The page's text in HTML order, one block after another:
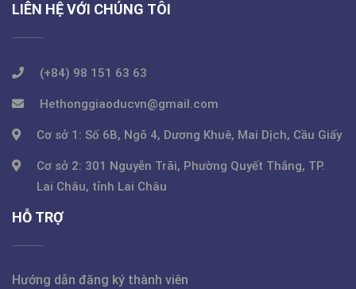
LIÊN HỆ VỚI CHÚNG TÔI
(+84) 98 151 63 63
Hethonggiaoducvn@gmail.com
Cơ sở 1: Số 6B, Ngõ 4, Dương Khuê, Mai Dịch, Cầu Giấy
Cơ sở 2: 301 Nguyễn Trãi, Phường Quyết Thắng, TP.
Lai Châu, tỉnh Lai Châu
HỖ TRỢ
Hướng dẫn đăng ký thành viên